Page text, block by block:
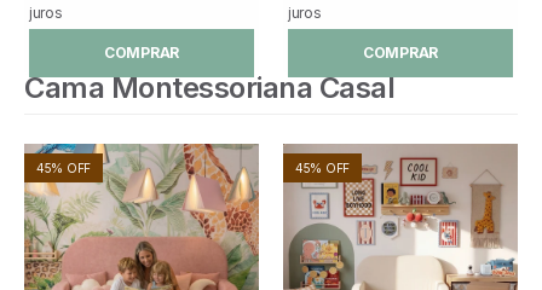
juros
COMPRAR
juros
COMPRAR
Cama Montessoriana Casal
45% OFF 45% OFF